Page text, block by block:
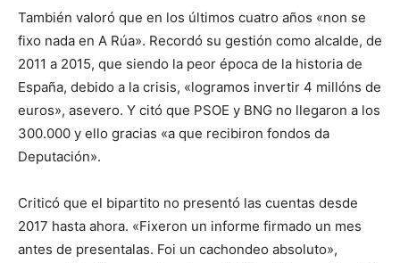
También valoró que en los últimos cuatro años «non se
fixo nada en A Rúa». Recordó su gestión como alcalde, de
2011 a 2015, que siendo la peor época de la historia de
España, debido a la crisis, «logramos invertir 4 millóns de
euros», asevero. Y citó que PSOE y BNG no llegaron a los
300.000 y ello gracias «a que recibiron fondos da
Deputación».
Criticó que el bipartito no presentó las cuentas desde
2017 hasta ahora. «Fixeron un informe firmado un mes
antes de presentalas. Foi un cachondeo absoluto»,